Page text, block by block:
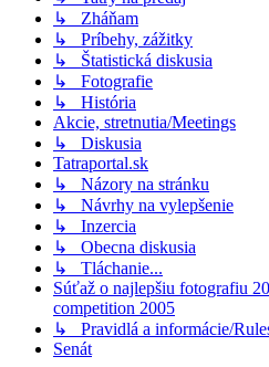
↳ Zháňam
↳ Príbehy, zážitky
↳ Štatistická diskusia
↳ Fotografie
↳ História
Akcie, stretnutia/Meetings
↳ Diskusia
Tatraportal.sk
↳ Názory na stránku
↳ Návrhy na vylepšenie
↳ Inzercia
↳ Obecna diskusia
↳ Tláchanie...
Súťaž o najlepšiu fotografiu
competition 2005
↳ Pravidlá a informácie/
Senát